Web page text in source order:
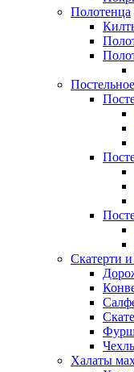
Полотенца
Скатерти и
Халаты